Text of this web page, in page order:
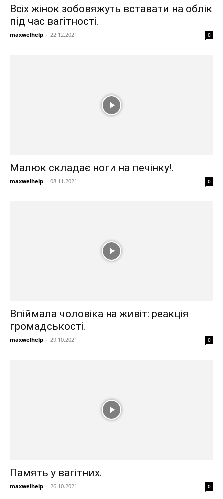
Всіх жінок зобовяжуть вставати на облік
під час вагітності.
maxwelhelp - 22.12.2021 0
Малюк складає ноги на печінку!.
maxwelhelp - 08.11.2021 0
Впіймала чоловіка на живіт: реакція
громадськості.
maxwelhelp - 29.10.2021 0
Память у вагітних.
maxwelhelp - 26.10.2021 0